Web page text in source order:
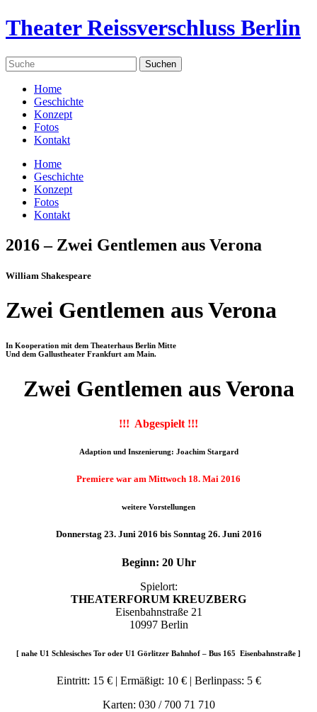
Theater Reissverschluss Berlin
Home
Geschichte
Konzept
Fotos
Kontakt
Home
Geschichte
Konzept
Fotos
Kontakt
2016 – Zwei Gentlemen aus Verona
William Shakespeare
Zwei Gentlemen aus Verona
In Kooperation mit dem Theaterhaus Berlin Mitte
Und dem Gallustheater Frankfurt am Main.
Zwei Gentlemen aus Verona
!!! Abgespielt !!!
Adaption und Inszenierung: Joachim Stargard
Premiere war am Mittwoch 18. Mai 2016
weitere Vorstellungen
Donnerstag 23. Juni 2016 bis Sonntag 26. Juni 2016
Beginn: 20 Uhr
Spielort:
THEATERFORUM KREUZBERG
Eisenbahnstraße 21
10997 Berlin
[ nahe U1 Schlesisches Tor oder U1 Görlitzer Bahnhof – Bus 165 Eisenbahnstraße ]
Eintritt: 15 € | Ermäßigt: 10 € | Berlinpass: 5 €
Karten: 030 / 700 71 710